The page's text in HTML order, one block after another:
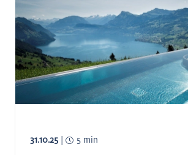
31.10.25 | 5 min